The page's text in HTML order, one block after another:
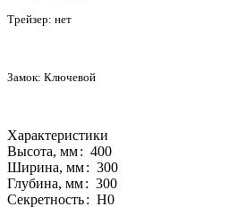
Трейзер: нет
Замок: Ключевой
Характеристики
Высота, мм: 400
Ширина, мм: 300
Глубина, мм: 300
Секретность: Н0